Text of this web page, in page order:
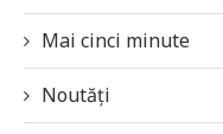
Mai cinci minute
Noutăți